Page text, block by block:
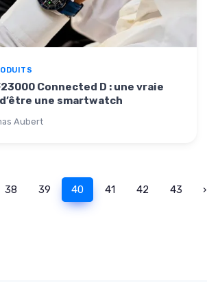
Connected D : une vraie
une smartwatch
Aubert
38 39 40 41 42 43 ›